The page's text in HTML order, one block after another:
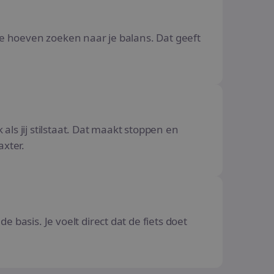
hoeven zoeken naar je balans. Dat geeft
jij stilstaat. Dat maakt stoppen en
basis. Je voelt direct dat de fiets doet